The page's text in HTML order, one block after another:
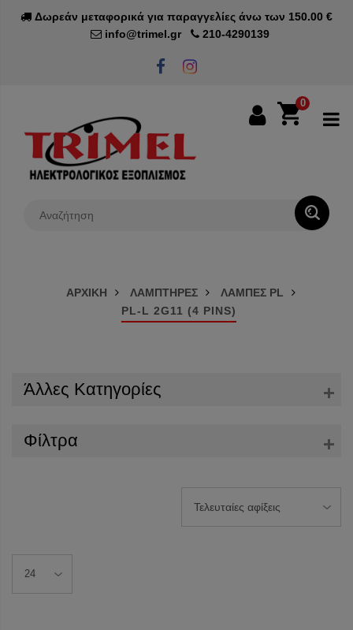
Δωρεάν μεταφορικά για παραγγελίες άνω των 150.00 €
info@trimel.gr
210-4290139
0
ΑΡΧΙΚΗ ΛΑΜΠΤΗΡΕΣ
ΛΑΜΠΕΣ PL
PL-L 2G11 (4 PINS)
Άλλες Κατηγορίες
Φίλτρα